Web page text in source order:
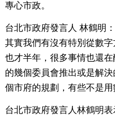
專心市政。
台北市政府發言人 林鶴明
其實我們有沒有特別從數
也才半年，很多事情也還
的幾個委員會推出或是解
個市府的規劃，有些不是用
台北市政府發言人林鶴明